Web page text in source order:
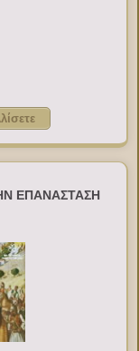
ΕΠΑΝΑΣΤΑΣΗ